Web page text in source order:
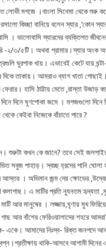
লোভী মগজে ।বাংলা সিনেমা থেকে শুরু
কিচ্ছা বানিয়ে বলেন স্যার
ভালোবাসি স্যারদের ব্যক্তিগত
২/৩/৫টি। অথবা গ্রামার।স্যার অংক
ঘুরপাক খায়। এভাবেই কেটে যায়
দিকে তাকায়। আমরাও ব্যাগ খাতা
হাসি ঠাট্টায় মেতে ,রাস্তা উজাড়
দিনে দিনে ঘুণপোকা জমে । মগজগুলো
কেইবা নিজেকে বাঁচাতে পারে ?
কখন কে জানে? তবে সেই জলপাইরঙ
সবুজ পাহাড়। স্বচ্ছ হ্রদের পানি ঘোলা
আস্তর । অভিমান জন্ম দেয় ক্ষোভের
এ মাটির প্রতি ন্যূনতম হৃদ্যতা
মাটি আর মানুষের । লজ্জায়,ঘৃণায় মুখ
আর বাঁশের ফেরিওয়ালাদের শহরে
একে। আমাদের নিঃস্ব- রিক্ত জনপদে
থাকি-আসবে আগামী দিনের